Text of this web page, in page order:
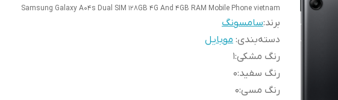
Samsung Galaxy A04s Dual SIM 128GB 4G And 4GB RAM Mobile Phone vietnam
برند:سامسونگ
دسته‌بندی: موبایل
رنگ مشکی:
1
رنگ سفید:
0
رنگ مسی:
0